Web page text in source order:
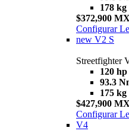
178 kg
$372,900
Configurar
new V2 S
Streetfighter
120 hp
93.3
175 kg
$427,900
Configurar
V4